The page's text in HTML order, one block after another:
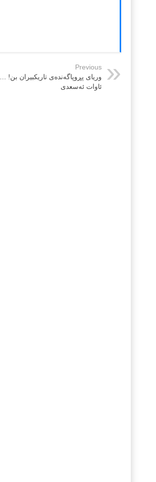
Previous
وریای پڕوپاگه‌نده‌ی تاریكبیران بن! …
ئاوات ئه‌سعدی